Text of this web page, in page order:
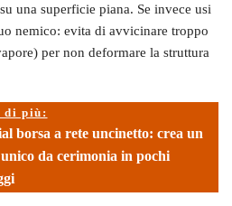
una superficie piana. Se invece usi
nemico: evita di avvicinare troppo
per non deformare la struttura
di più:
borsa a rete uncinetto: crea un
unico da cerimonia in pochi